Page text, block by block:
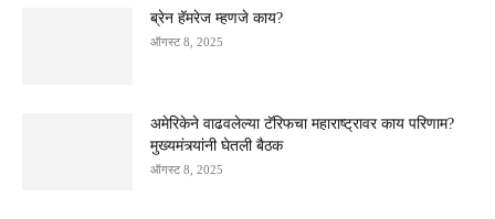
ब्रेन हॅमरेज म्हणजे काय?
ऑगस्ट 8, 2025
अमेरिकेने वाढवलेल्या टॅरिफचा महाराष्ट्रावर काय परिणाम?
मुख्यमंत्र्यांनी घेतली बैठक
ऑगस्ट 8, 2025